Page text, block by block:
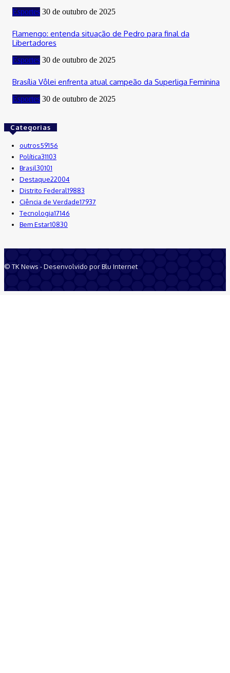
Esportes 30 de outubro de 2025
Flamengo: entenda situação de Pedro para final da
Libertadores
Esportes 30 de outubro de 2025
Brasília Vôlei enfrenta atual campeão da Superliga Feminina
Esportes 30 de outubro de 2025
Categorias
outros59156
Política31103
Brasil30101
Destaque22004
Distrito Federal19883
Ciência de Verdade17937
Tecnologia17146
Bem Estar10830
© TK News - Desenvolvido por Blu Internet